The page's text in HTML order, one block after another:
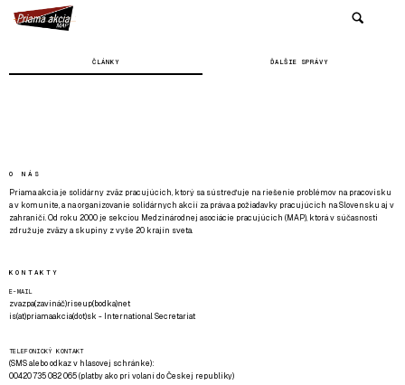
ČLÁNKY ĎALŠIE SPRÁVY
O NÁS
Priama akcia je solidárny zväz pracujúcich, ktorý sa sústreďuje na riešenie problémov na pracovisku
a v komunite, a na organizovanie solidárnych akcií za práva a požiadavky pracujúcich na Slovensku aj v
zahraničí. Od roku 2000 je sekciou Medzinárodnej asociácie pracujúcich (MAP), ktorá v súčasnosti
združuje zväzy a skupiny z vyše 20 krajín sveta.
KONTAKTY
E-MAIL
zvazpa(zavináč)riseup(bodka)net
is(at)priamaakcia(dot)sk - International Secretariat
TELEFONICKÝ KONTAKT
(SMS alebo odkaz v hlasovej schránke):
00420 735 082 065 (platby ako pri volaní do Českej republiky)